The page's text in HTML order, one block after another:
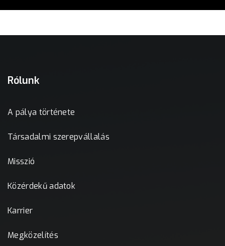
Rólunk
A pálya története
Társadalmi szerepvállalás
Misszió
Közérdekű adatok
Karrier
Megközelítés